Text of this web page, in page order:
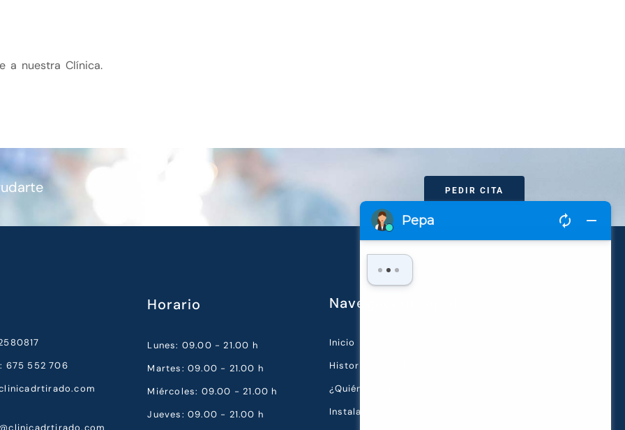
a nuestra Clínica.
PEDIR CITA
675 552 706
Horario
Lunes: 09.00 - 21.00 h
Martes: 09.00 - 21.00 h
Miércoles: 09.00 - 21.00 h
Jueves: 09.00 - 21.00 h
Navegación rápida
Inicio
Historia de la Clínica
¿Quiénes Somos?
Instalaciones